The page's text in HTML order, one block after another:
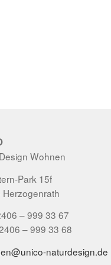
Wohnen
Park 15f
– 999 33 67
– 999 33 68
naturdesign.de